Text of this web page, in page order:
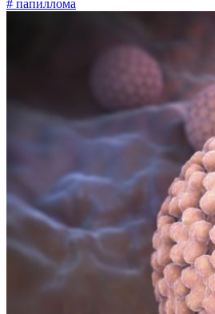
# папиллома